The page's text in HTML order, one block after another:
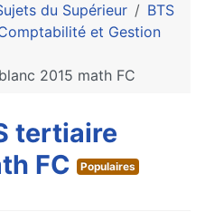
du Supérieur
BTS
et Gestion
2015 math FC
tertiaire
FC
Populaires